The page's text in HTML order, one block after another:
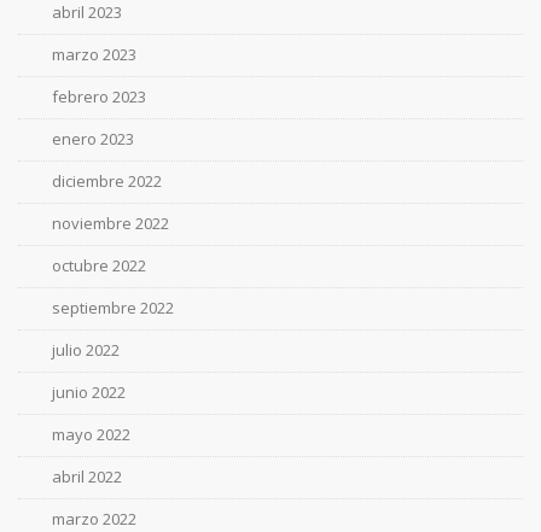
abril 2023
marzo 2023
febrero 2023
enero 2023
diciembre 2022
noviembre 2022
octubre 2022
septiembre 2022
julio 2022
junio 2022
mayo 2022
abril 2022
marzo 2022